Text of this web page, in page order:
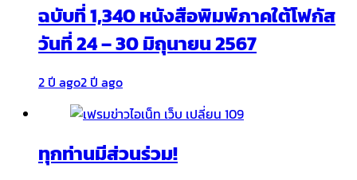
ฉบับที่ 1,340 หนังสือพิมพ์ภาคใต้โฟกัส
วันที่ 24 – 30 มิถุนายน 2567
2 ปี ago2 ปี ago
ทุกท่านมีส่วนร่วม!